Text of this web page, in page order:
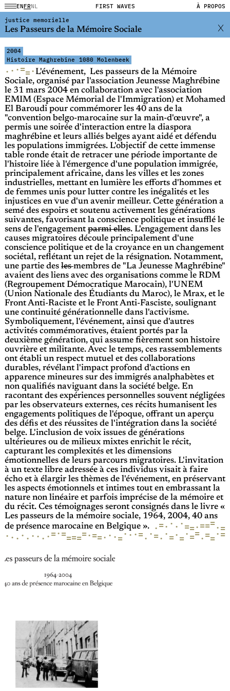
ENFRNL FIRST WAVES
À PROPOS
justice memorielle
Les Passeurs de la Mémoire Sociale
2004
Histoire Maghrebine
1080 Molenbeek
· · ·==·L'événement, Les passeurs de la Mémoire
Sociale, organisé par l'association Jeunesse Maghrébine
le 31 mars 2004 en collaboration avec l'association
EMIM (Espace Mémorial de l'Immigration) et Mohamed
El Baroudi pour commémorer les 40 ans de la
"convention belgo-marocaine sur la main-d'œuvre", a
permis une soirée d'interaction entre la diaspora
maghrébine et leurs alliés belges ayant aidé et défendu
les populations immigrées. L'objectif de cette immense
table ronde était de retracer une période importante de
l'histoire liée à l'émergence d'une population immigrée,
principalement africaine, dans les villes et les zones
industrielles, mettant en lumière les efforts d'hommes et
de femmes unis pour lutter contre les inégalités et les
injustices en vue d'un avenir meilleur. Cette génération a
semé des espoirs et soutenu activement les générations
suivantes, favorisant la conscience politique et insufflé le
sens de l'engagementparmi elles. L'engagement dans les
causes migratoires découle principalement d'une
conscience politique et de la croyance en un changement
sociétal, reflétant un rejet de la résignation. Notamment,
une partie des lesmembres de "La Jeunesse Maghrébine"
avaient des liens avec des organisations comme le RDM
(Regroupement Démocratique Marocain), l'UNEM
(Union Nationale des Étudiants du Maroc), le Mrax, et le
Front Anti-Raciste et le Front Anti-Fasciste, soulignant
une continuité générationnelle dans l'activisme.
Symboliquement, l'événement, ainsi que d'autres
activités commémoratives, étaient portés par la
deuxième génération, qui assume fièrement son histoire
ouvrière et militante. Avec le temps, ces rassemblements
ont établi un respect mutuel et des collaborations
durables, révélant l'impact profond d'actions en
apparence mineures sur des immigrés analphabètes et
non qualifiés naviguant dans la société belge. En
racontant des expériences personnelles souvent négligées
par les observateurs externes, ces récits humanisent les
engagements politiques de l'époque, offrant un aperçu
des défis et des réussites de l'intégration dans la société
belge. L'inclusion de voix issues de générations
ultérieures ou de milieux mixtes enrichit le récit,
capturant les complexités et les dimensions
émotionnelles de leurs parcours migratoires. L'invitation
à un texte libre adressée à ces individus visait à faire
écho et à élargir les thèmes de l'événement, en préservant
les aspects émotionnels et intimes tout en embrassant la
nature non linéaire et parfois imprécise de la mémoire et
du récit. Ces témoignages seront consignés dans le livre «
Les passeurs de la mémoire sociale, 1964, 2004, 40 ans
de présence marocaine en Belgique ».
·=· · · ·==·===·=
· · · · · · · · ·=·=====·==· · ·=· · ·=· ·=· ·=·=·==·==·=